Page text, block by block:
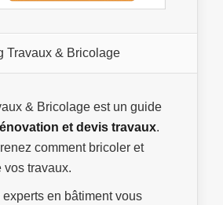
Travaux & Bricolage
& Bricolage est un guide
et devis travaux.
comment bricoler et
vos travaux.
experts en bâtiment vous